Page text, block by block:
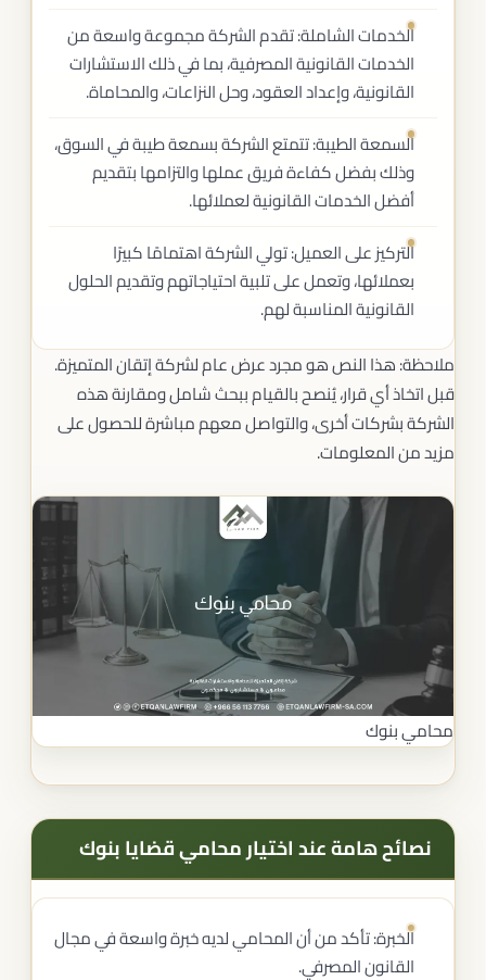
الخدمات الشاملة: تقدم الشركة مجموعة واسعة من
الخدمات القانونية المصرفية، بما في ذلك الاستشارات
القانونية، وإعداد العقود، وحل النزاعات، والمحاماة.
السمعة الطيبة: تتمتع الشركة بسمعة طيبة في السوق،
وذلك بفضل كفاءة فريق عملها والتزامها بتقديم
أفضل الخدمات القانونية لعملائها.
التركيز على العميل: تولي الشركة اهتمامًا كبيرًا
بعملائها، وتعمل على تلبية احتياجاتهم وتقديم الحلول
القانونية المناسبة لهم.
ملاحظة: هذا النص هو مجرد عرض عام لشركة إتقان المتميزة.
قبل اتخاذ أي قرار، يُنصح بالقيام ببحث شامل ومقارنة هذه
الشركة بشركات أخرى، والتواصل معهم مباشرة للحصول على
مزيد من المعلومات.
محامي بنوك
نصائح هامة عند اختيار محامي قضايا بنوك
الخبرة: تأكد من أن المحامي لديه خبرة واسعة في مجال
القانون المصرفي.